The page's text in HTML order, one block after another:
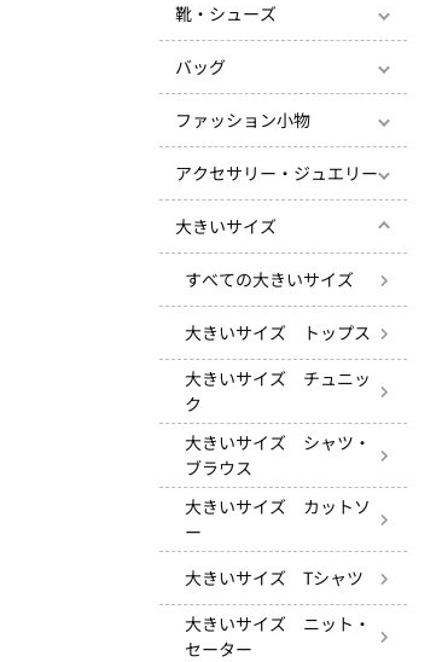
靴・シューズ
バッグ
ファッション小物
アクセサリー・ジュエリー
大きいサイズ
すべての大きいサイズ
大きいサイズ トップス
大きいサイズ チュニッ
ク
大きいサイズ シャツ・
ブラウス
大きいサイズ カットソ
ー
大きいサイズ Tシャツ
大きいサイズ ニット・
セーター